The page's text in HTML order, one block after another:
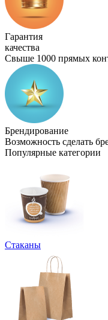
Гарантия
качества
Свыше 1000 прямых
Брендирование
Возможность сделать
Популярные категории
Стаканы